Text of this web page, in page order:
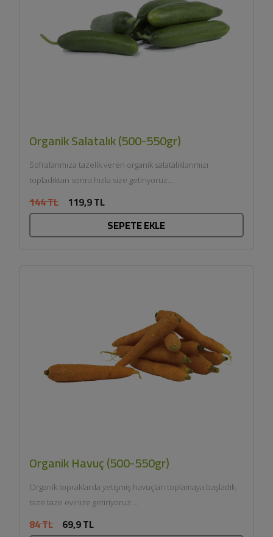
Organik Salatalık (500-550gr)
Sofralarımıza tazelik veren organik salatalıklarımızı
topladıktan sonra hızla size getiriyoruz....
144 TL 119,9 TL
SEPETE EKLE
Organik Havuç (500-550gr)
Organik topraklarda yetişmiş havuçları toplamaya başladık,
taze taze evinize getiriyoruz....
84 TL 69,9 TL